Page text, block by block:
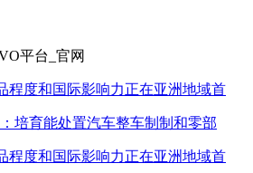
平台_官网
程度和国际影响力正在亚洲地域首
培育能处置汽车整车制制和零部
程度和国际影响力正在亚洲地域首